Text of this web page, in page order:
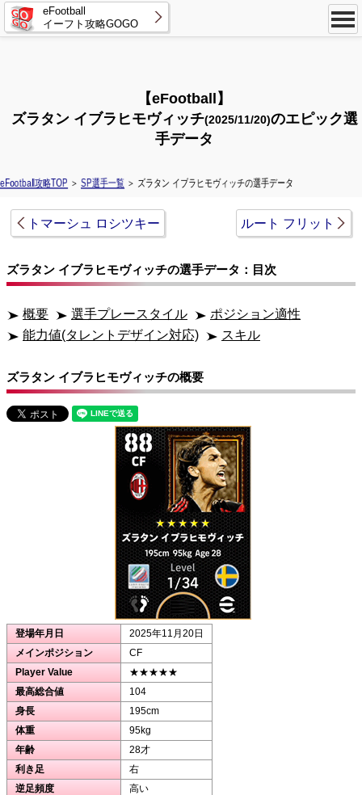
eFootball
イーフト攻略GOGO
【eFootball】
ズラタン イブラヒモヴィッチ(2025/11/20)のエピック選
手データ
eFootball攻略TOP ＞ SP選手一覧 ＞ ズラタン イブラヒモヴィッチの選手データ
トマーシュ ロシツキー ルート フリット
ズラタン イブラヒモヴィッチの選手データ：目次
概要 選手プレースタイル
ポジション適性
能力値(タレントデザイン対応)
スキル
ズラタン イブラヒモヴィッチの概要
登場年月日
2025年11月20日
メインポジション
CF
Player Value
★★★★★
最高総合値
104
身長
195cm
体重
95kg
年齢
28才
利き足
右
逆足頻度
高い